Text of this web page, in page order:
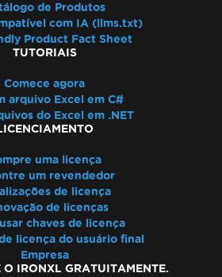
de Produtos
com IA (llms.txt)
Product Fact Sheet
TUTORIAIS
Comece agora
arquivo Excel em C#
do Excel em .NET
uma licença
um revendedor
de licença
de licenças
chaves de licença
licença do usuário final
Empresa
O IRONXL GRATUITAMENTE.